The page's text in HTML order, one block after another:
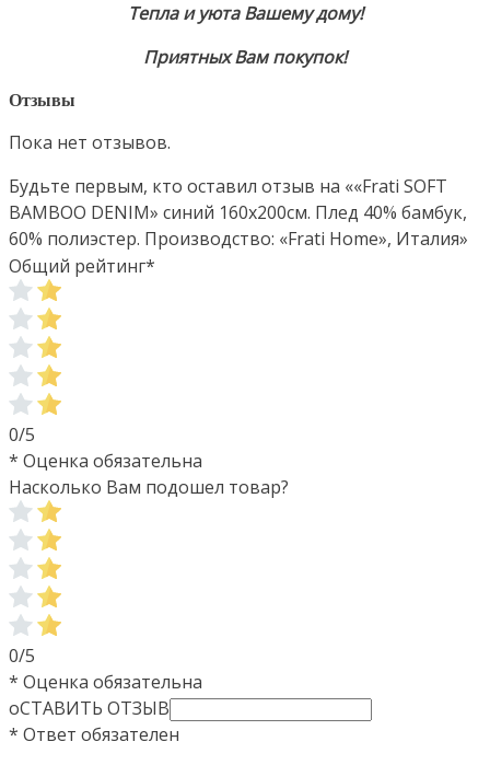
Тепла и уюта Вашему дому!
Приятных Вам покупок!
Отзывы
Пока нет отзывов.
Будьте первым, кто оставил отзыв на ««Frati SOFT
BAMBOO DENIM» синий 160х200см. Плед 40% бамбук,
60% полиэстер. Производство: «Frati Home», Италия»
Общий рейтинг*
0/5
* Оценка обязательна
Насколько Вам подошел товар?
0/5
* Оценка обязательна
оСТАВИТЬ ОТЗЫВ
* Ответ обязателен